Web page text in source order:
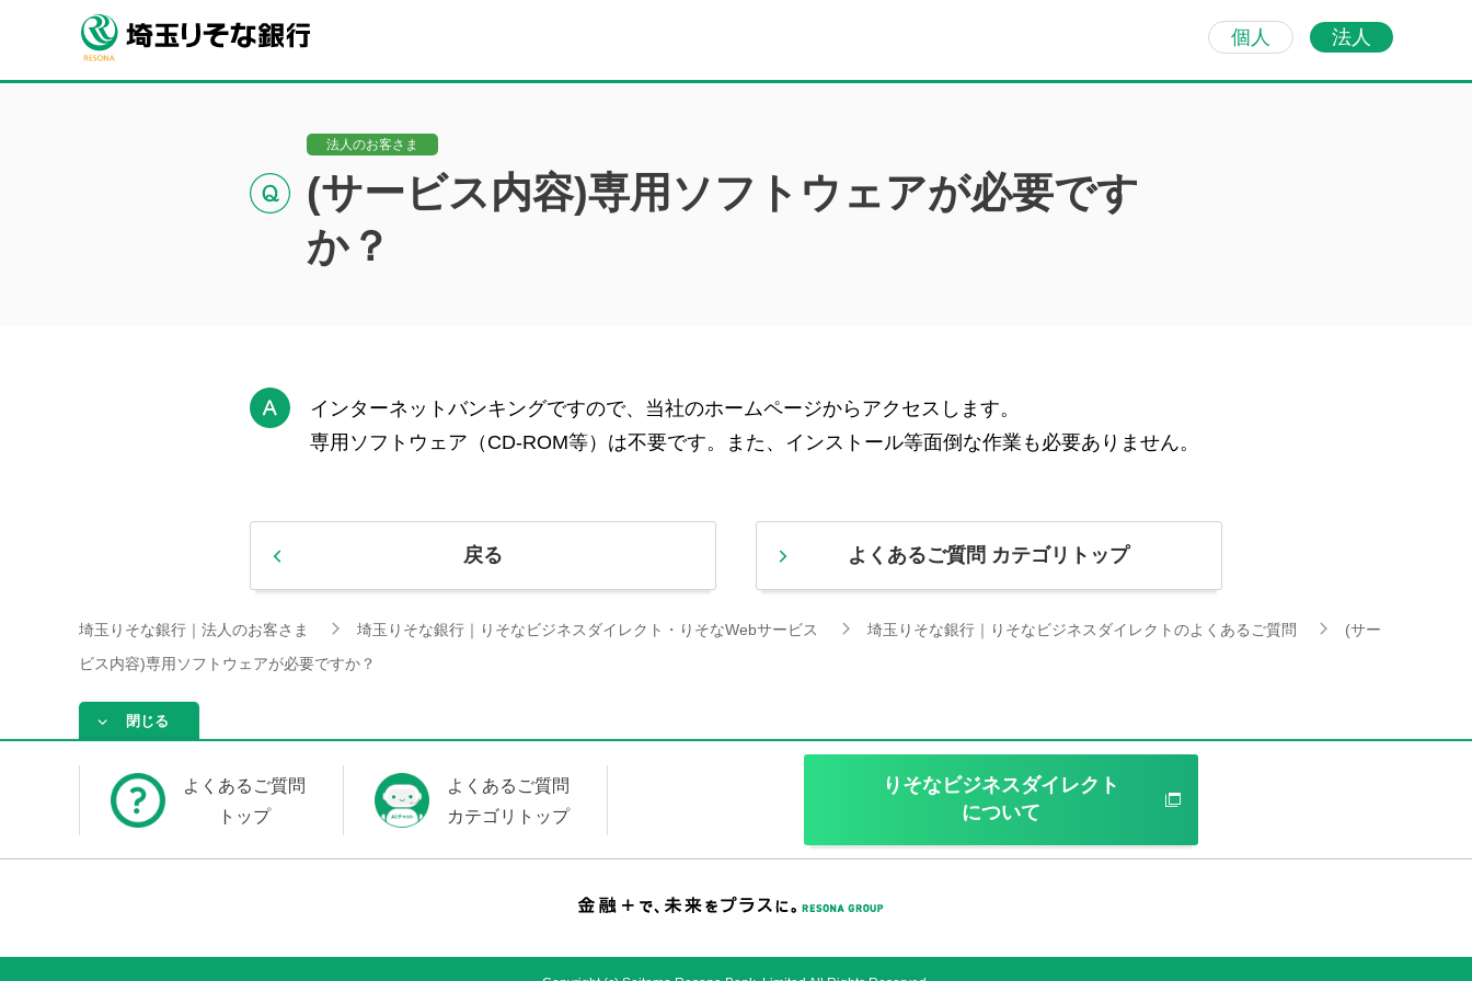
個人 法人
法人のお客さま
(サービス内容)専用ソフトウェアが必要です
か？
インターネットバンキングですので、当社のホームページからアクセスします。
専用ソフトウェア（CD-ROM等）は不要です。また、インストール等面倒な作業も必要ありません。
戻る よくあるご質問 カテゴリトップ
埼玉りそな銀行｜法人のお客さま 埼玉りそな銀行｜りそなビジネスダイレクト・りそなWebサービス 埼玉りそな銀行｜りそなビジネスダイレクトのよくあるご質問
(サー
ビス内容)専用ソフトウェアが必要ですか？
閉じる
よくあるご質問
トップ
よくあるご質問
カテゴリトップ
りそなビジネスダイレクト
について